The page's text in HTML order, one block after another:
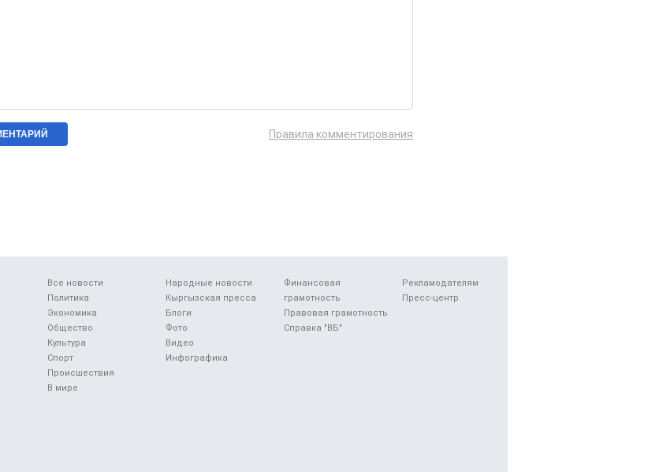
Правила комментирования
Все новости
Политика
Экономика
Общество
Культура
Спорт
Происшествия
В мире
Народные новости
Кыргызская пресса
Блоги
Фото
Видео
Инфографика
Финансовая
грамотность
Правовая грамотность
Справка "ВБ"
Рекламодателям
Пресс-центр